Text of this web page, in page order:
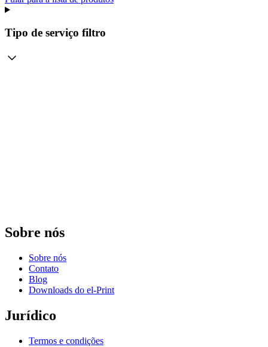
Tipo de serviço filtro
Sobre nós
Sobre nós
Contato
Blog
Downloads do el-Print
Jurídico
Termos e condições